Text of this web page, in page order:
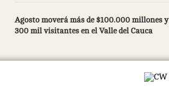
Agosto moverá más de $100.000 millones y
300 mil visitantes en el Valle del Cauca